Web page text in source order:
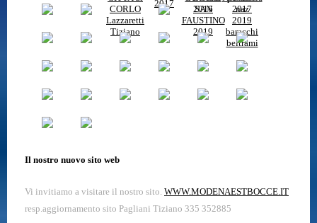
Il nostro nuovo sito web
Vi invitiamo a visitare il nostro sito. WWW.MODENAESTBOCCE.IT
resp.aggiornamento sito Pagliani Tiziano 335 352885